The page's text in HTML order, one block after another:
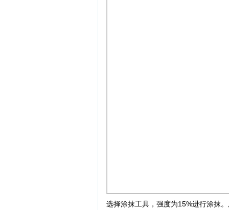
选择涂抹工具，强度为15%进行涂抹